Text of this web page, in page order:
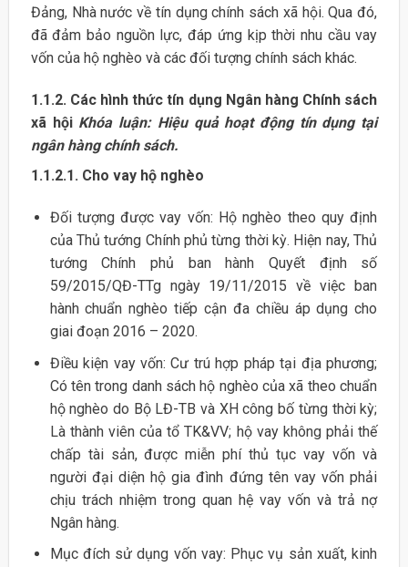
Đảng, Nhà nước về tín dụng chính sách xã hội. Qua đó,
đã đảm bảo nguồn lực, đáp ứng kịp thời nhu cầu vay
vốn của hộ nghèo và các đối tượng chính sách khác.
1.1.2. Các hình thức tín dụng Ngân hàng Chính sách
xã hội Khóa luận: Hiệu quả hoạt động tín dụng tại
ngân hàng chính sách.
1.1.2.1. Cho vay hộ nghèo
Đối tượng được vay vốn: Hộ nghèo theo quy định
của Thủ tướng Chính phủ từng thời kỳ. Hiện nay, Thủ
tướng Chính phủ ban hành Quyết định số
59/2015/QĐ-TTg ngày 19/11/2015 về việc ban
hành chuẩn nghèo tiếp cận đa chiều áp dụng cho
giai đoạn 2016 – 2020.
Điều kiện vay vốn: Cư trú hợp pháp tại địa phương;
Có tên trong danh sách hộ nghèo của xã theo chuẩn
hộ nghèo do Bộ LĐ-TB và XH công bố từng thời kỳ;
Là thành viên của tổ TK&VV; hộ vay không phải thế
chấp tài sản, được miễn phí thủ tục vay vốn và
người đại diện hộ gia đình đứng tên vay vốn phải
chịu trách nhiệm trong quan hệ vay vốn và trả nợ
Ngân hàng.
Mục đích sử dụng vốn vay: Phục vụ sản xuất, kinh